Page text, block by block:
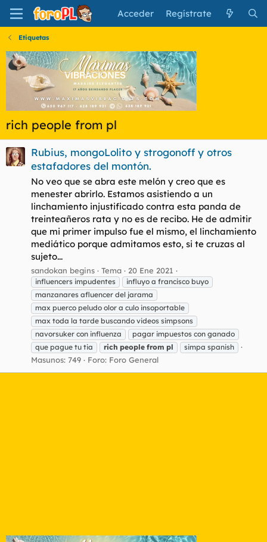
Acceder Regístrate
Etiquetas
rich people from pl
Rubius, mongoLolito y strogonoff y otros
estafadores del montón.
No veo que se abra este melón y creo que es
menester abrirlo. Estamos asistiendo a un
linchamiento injustificado contra esta panda de
treinteañeros rata y no es de recibo. He de admitir
que mi primer impulso fue el mismo, el linchamiento
mediático porque admitamos esto, si te cruzas al
sujeto...
sandokan begins Tema 20 Ene 2021
influencers impudentes
influyo a francisco buyo
manzanares afluencer del jarama
max puerco peludo olor a culo insoportable
max toda la tarde buscando videos simpsons
navorsuker con influenza
pagar impuestos con ganado
que pague tu tia
rich people from pl simpa spanish
Masunos: 749 Foro: Foro General